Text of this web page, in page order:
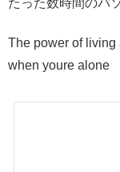
The power of living
when youre alone